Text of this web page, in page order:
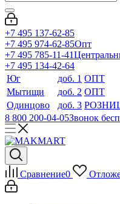
+7 495 137-62-85
+7 495 974-62-85Опт
+7 495 785-11-41
+7 495 134-42-64
Юг
доб. 1 ОПТ
Мытищи
доб. 2 ОПТ
Одинцово
доб. 3
8 800 200-04-05Звонок
Сравнение0